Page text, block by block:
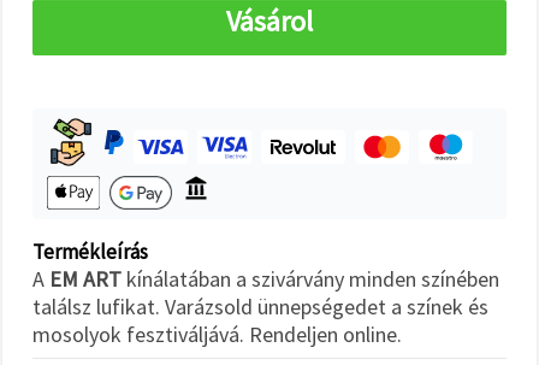
Fogadja
Beállítások
Vásárol
Termékleírás
A EM ART kínálatában a szivárvány minden színében
találsz lufikat. Varázsold ünnepségedet a színek és
mosolyok fesztiváljává. Rendeljen online.